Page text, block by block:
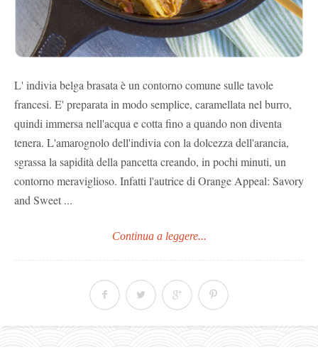
L' indivia belga brasata è un contorno comune sulle tavole
francesi. E' preparata in modo semplice, caramellata nel burro,
quindi immersa nell'acqua e cotta fino a quando non diventa
tenera. L'amarognolo dell'indivia con la dolcezza dell'arancia,
sgrassa la sapidità della pancetta creando, in pochi minuti, un
contorno meraviglioso. Infatti l'autrice di Orange Appeal: Savory
and Sweet ...
Continua a leggere...